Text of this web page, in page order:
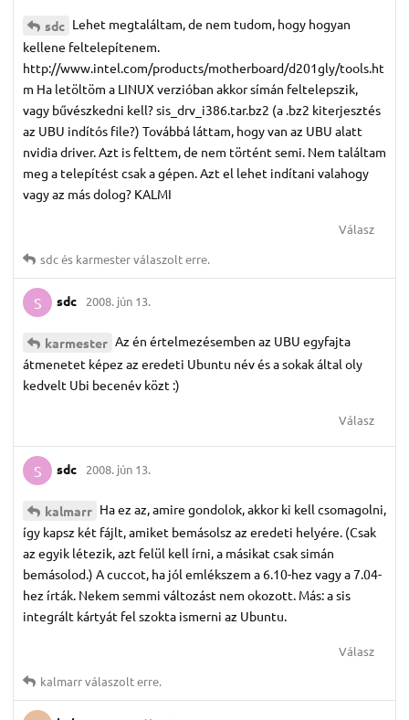
sdc Lehet megtaláltam, de nem tudom, hogy hogyan
kellene feltelepítenem.
http://www.intel.com/products/motherboard/d201gly/tools.ht
m Ha letöltöm a LINUX verzióban akkor símán feltelepszik,
vagy bűvészkedni kell? sis_drv_i386.tar.bz2 (a .bz2 kiterjesztés
az UBU indítós file?) Továbbá láttam, hogy van az UBU alatt
nvidia driver. Azt is felttem, de nem történt semi. Nem találtam
meg a telepítést csak a gépen. Azt el lehet indítani valahogy
vagy az más dolog? KALMI
Válasz
sdcés karmesterválaszolt erre.
S sdc 2008. jún 13.
karmester Az én értelmezésemben az UBU egyfajta
átmenetet képez az eredeti Ubuntu név és a sokak által oly
kedvelt Ubi becenév közt :)
Válasz
S sdc 2008. jún 13.
kalmarr Ha ez az, amire gondolok, akkor ki kell csomagolni,
így kapsz két fájlt, amiket bemásolsz az eredeti helyére. (Csak
az egyik létezik, azt felül kell írni, a másikat csak simán
bemásolod.) A cuccot, ha jól emlékszem a 6.10-hez vagy a 7.04-
hez írták. Nekem semmi változást nem okozott. Más: a sis
integrált kártyát fel szokta ismerni az Ubuntu.
Válasz
kalmarrválaszolt erre.